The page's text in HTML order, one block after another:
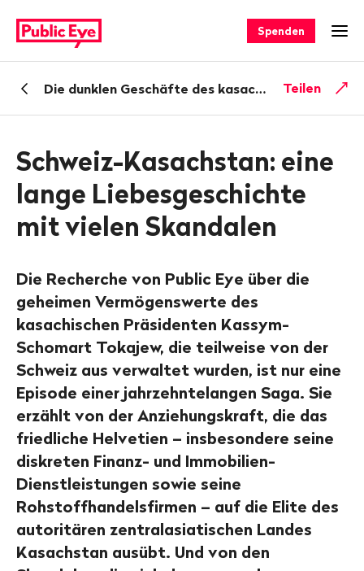
auf
publiceye.ch
Spenden
ZurückDie dunklen Geschäfte des kasachischen Präsidenten liefen über die Schweiz Teilen
Schweiz-Kasachstan: eine
lange Liebesgeschichte
mit vielen Skandalen
Die Recherche von Public Eye über die
geheimen Vermögenswerte des
kasachischen Präsidenten Kassym-
Schomart Tokajew, die teilweise von der
Schweiz aus verwaltet wurden, ist nur eine
Episode einer jahrzehntelangen Saga. Sie
erzählt von der Anziehungskraft, die das
friedliche Helvetien – insbesondere seine
diskreten Finanz- und Immobilien-
Dienstleistungen sowie seine
Rohstoffhandelsfirmen – auf die Elite des
autoritären zentralasiatischen Landes
Kasachstan ausübt. Und von den